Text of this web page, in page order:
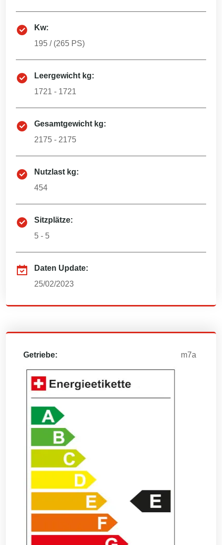
Kw:
195 / (265 PS)
Leergewicht kg:
1721 - 1721
Gesamtgewicht kg:
2175 - 2175
Nutzlast kg:
454
Sitzplätze:
5 - 5
Daten Update:
25/02/2023
Getriebe: m7a